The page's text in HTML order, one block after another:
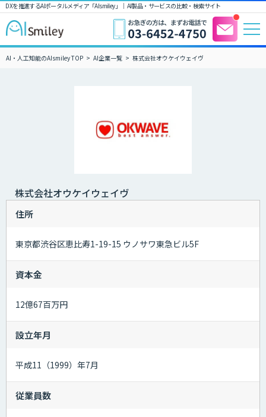
DXを推進するAIポータルメディア「AIsmiley」｜ AI製品・サービスの比較・検索サイト
AI・人工知能のAIsmiley TOP AI企業一覧 株式会社オウケイウェイヴ
株式会社オウケイウェイヴ
住所
東京都渋谷区恵比寿1-19-15 ウノサワ東急ビル5F
資本金
12億67百万円
設立年月
平成11（1999）年7月
従業員数